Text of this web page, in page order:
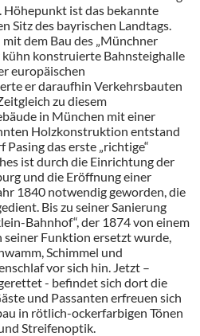
Höhepunkt ist das bekannte
Sitz des bayrischen Landtags.
dem Bau des „Münchner
konstruierte Bahnsteighalle
europäischen
er daraufhin Verkehrsbauten
zu diesem
in München mit einer
Holzkonstruktion entstand
das erste „richtige“
ist durch die Einrichtung der
und die Eröffnung einer
1840 notwendig geworden, die
Bis zu seiner Sanierung
Bahnhof“, der 1874 von einem
seiner Funktion ersetzt wurde,
Schimmel und
vor sich hin. Jetzt –
- befindet sich dort die
und Passanten erfreuen sich
in rötlich-ockerfarbigen Tönen
Streifenoptik.